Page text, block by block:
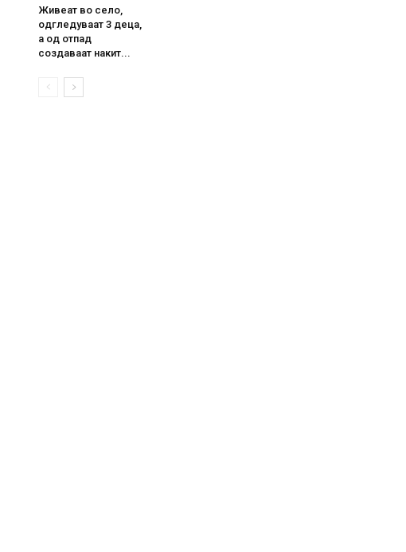
Живеат во село,
одгледуваат 3 деца,
а од отпад
создаваат накит...